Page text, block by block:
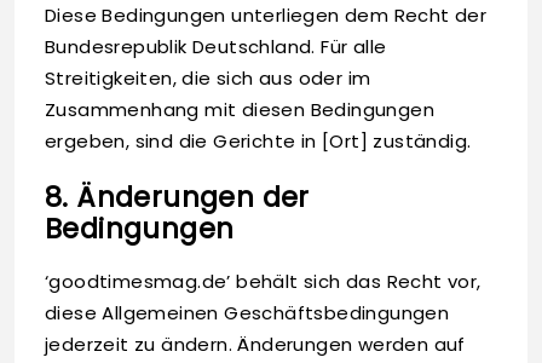
Diese Bedingungen unterliegen dem Recht der
Bundesrepublik Deutschland. Für alle
Streitigkeiten, die sich aus oder im
Zusammenhang mit diesen Bedingungen
ergeben, sind die Gerichte in [Ort] zuständig.
8. Änderungen der
Bedingungen
‘goodtimesmag.de’ behält sich das Recht vor,
diese Allgemeinen Geschäftsbedingungen
jederzeit zu ändern. Änderungen werden auf